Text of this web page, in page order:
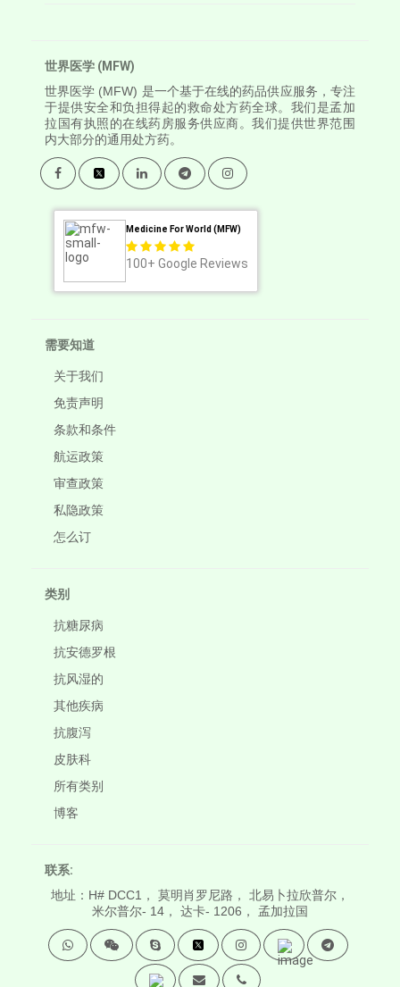
世界医学 (MFW)
世界医学 (MFW) 是一个基于在线的药品供应服务，专注
于提供安全和负担得起的救命处方药全球。我们是孟加
拉国有执照的在线药房服务供应商。我们提供世界范围
内大部分的通用处方药。
Medicine For World (MFW)
100+ Google Reviews
需要知道
关于我们
免责声明
条款和条件
航运政策
审查政策
私隐政策
怎么订
类别
抗糖尿病
抗安德罗根
抗风湿的
其他疾病
抗腹泻
皮肤科
所有类别
博客
联系:
地址：H# DCC1， 莫明肖罗尼路， 北易卜拉欣普尔，
米尔普尔- 14， 达卡- 1206， 孟加拉国